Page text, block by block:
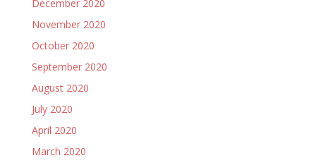
December 2020
November 2020
October 2020
September 2020
August 2020
July 2020
April 2020
March 2020